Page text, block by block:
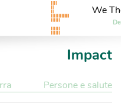
We
Are
Impact
Persone e salute